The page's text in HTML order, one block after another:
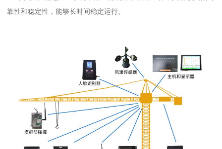
靠性和稳定性，能够长时间稳定运行。